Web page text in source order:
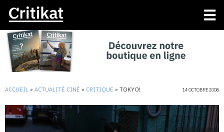
ACCUEIL » ACTUALITÉ CINÉ » CRITIQUE » TOKYO! 14 OCTOBRE 2008